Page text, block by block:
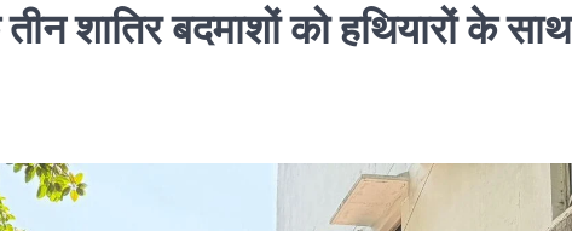
शातिर बदमाशों को हथियारों के साथ